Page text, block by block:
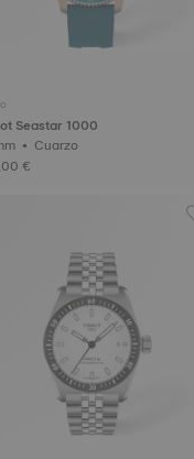
Seastar 1000
38 mm • Cuarzo
€